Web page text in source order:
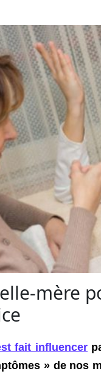
mère
fait influencer
» de nos